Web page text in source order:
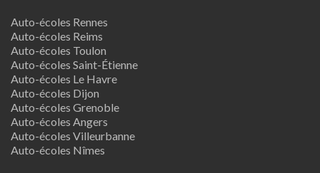
Auto-écoles Rennes
Auto-écoles Reims
Auto-écoles Toulon
Auto-écoles Saint-Étienne
Auto-écoles Le Havre
Auto-écoles Dijon
Auto-écoles Grenoble
Auto-écoles Angers
Auto-écoles Villeurbanne
Auto-écoles Nîmes